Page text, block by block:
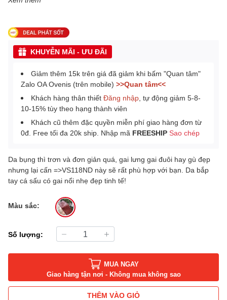
KHUYỄN MÃI - ƯU ĐÃI
Giảm thêm 15k trên giá đã giảm khi bấm "Quan tâm"
Zalo OA Ovenis (trên mobile) >>Quan tâm<<
Khách hàng thân thiết Đăng nhập, tự động giảm 5-8-
10-15% tùy theo hạng thành viên
Khách cũ thêm đặc quyền miễn phí giao hàng đơn từ
0đ. Free tối đa 20k ship. Nhập mã FREESHIP Sao chép
Da bụng thì trơn và đơn giản quá, gai lưng gai đuôi hay gù đẹp
nhưng lại cấn =>VS118ND này sẽ rất phù hợp với bạn. Da bắp
tay cá sấu có gai nổi nhẹ đẹp tinh tế!
Màu sắc:
Số lượng:
MUA NGAY
Giao hàng tận nơi - Không mua không sao
THÊM VÀO GIỎ